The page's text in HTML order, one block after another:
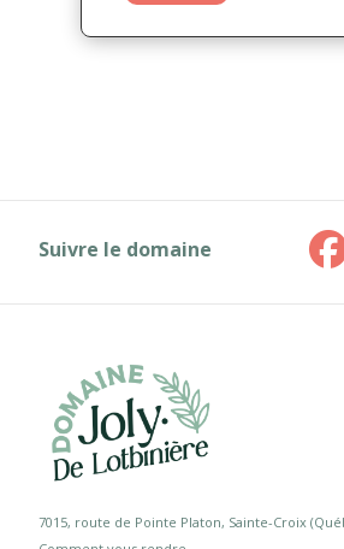
Suivre le domaine
7015, route de Pointe Platon, Sainte-Croix